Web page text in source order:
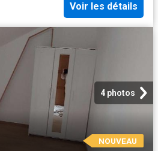
Voir les détails
4 photos
NOUVEAU